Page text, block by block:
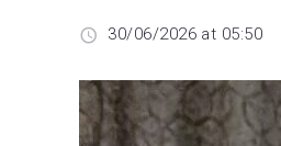
30/06/2026 at 05:50